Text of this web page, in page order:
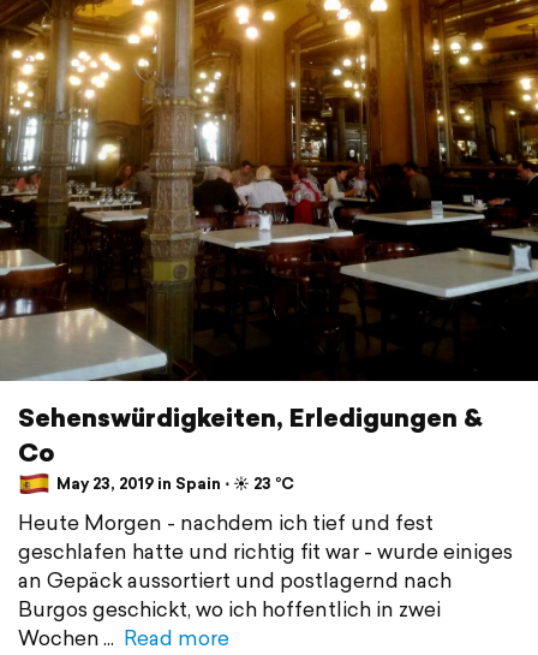
Sehenswürdigkeiten, Erledigungen &
Co
May 23, 2019 in Spain ⋅ ☀️ 23 °C
Heute Morgen - nachdem ich tief und fest
geschlafen hatte und richtig fit war - wurde einiges
an Gepäck aussortiert und postlagernd nach
Burgos geschickt, wo ich hoffentlich in zwei
Wochen
Read more